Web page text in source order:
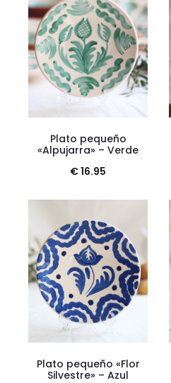
Plato pequeño
«Alpujarra» – Verde
€16.95
Plato pequeño «Flor
Silvestre» – Azul